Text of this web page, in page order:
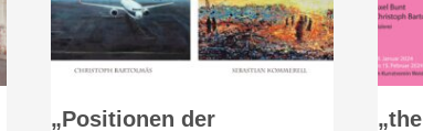
„Positionen der